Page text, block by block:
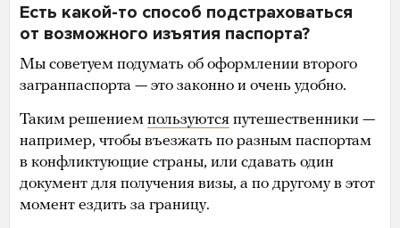
Есть какой-то способ подстраховаться
от возможного изъятия паспорта?
Мы советуем подумать об оформлении второго
загранпаспорта — это законно и очень удобно.
Таким решением пользуются путешественники —
например, чтобы въезжать по разным паспортам
в конфликтующие страны, или сдавать один
документ для получения визы, а по другому в этот
момент ездить за границу.